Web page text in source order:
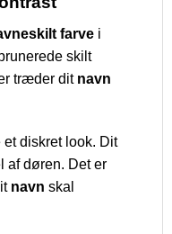
farve i
skilt
træder dit navn
diskret look. Dit
af døren. Det er
navn skal